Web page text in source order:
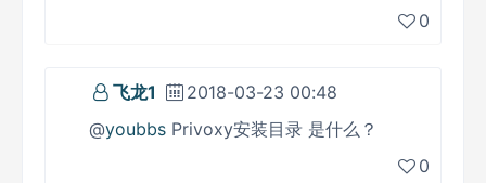
0
飞龙1
2018-03-23 00:48
@youbbs Privoxy安装目录 是什么？
0